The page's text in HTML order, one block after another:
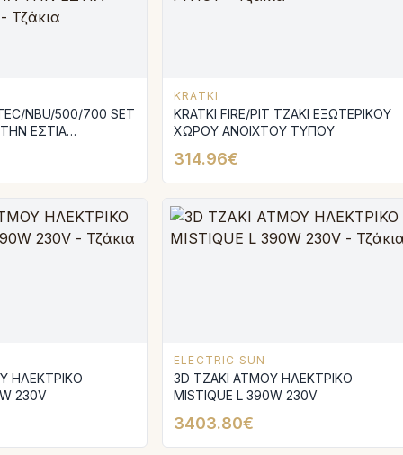
NBU/500/700 SET
ΕΣΤΙΑ
KRATKI
KRATKI FIRE/PIT ΤΖΑΚΙ ΕΞΩΤΕΡΙΚΟΥ
ΧΩΡΟΥ ΑΝΟΙΧΤΟΥ ΤΥΠΟΥ
314.96€
ΗΛΕΚΤΡΙΚΟ
230V
ELECTRIC SUN
3D ΤΖΑΚΙ ΑΤΜΟΥ ΗΛΕΚΤΡΙΚΟ
MISTIQUE L 390W 230V
3403.80€